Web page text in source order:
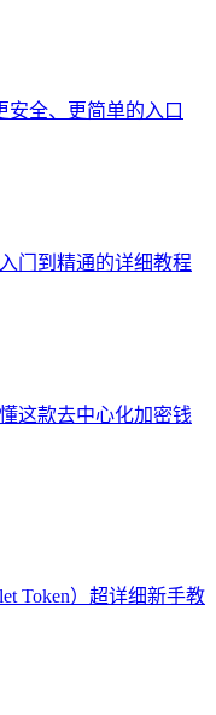
安全、更简单的入口
门到精通的详细教程
这款去中心化加密钱
Token）超详细新手教